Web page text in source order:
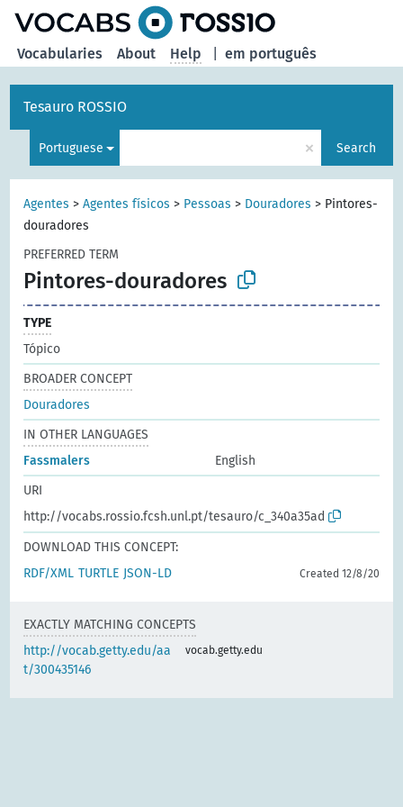
em português
Vocabularies About Help
Tesauro ROSSIO
Portuguese × Search
Agentes >Agentes físicos > Pessoas > Douradores > Pintores-
douradores
PREFERRED TERM
Pintores-douradores
TYPE
Tópico
BROADER CONCEPT
Douradores
IN OTHER LANGUAGES
Fassmalers
English
URI
http://vocabs.rossio.fcsh.unl.pt/tesauro/c_340a35ad
DOWNLOAD THIS CONCEPT:
RDF/XML TURTLE JSON-LD Created 12/8/20
EXACTLY MATCHING CONCEPTS
http://vocab.getty.edu/aa
t/300435146
vocab.getty.edu